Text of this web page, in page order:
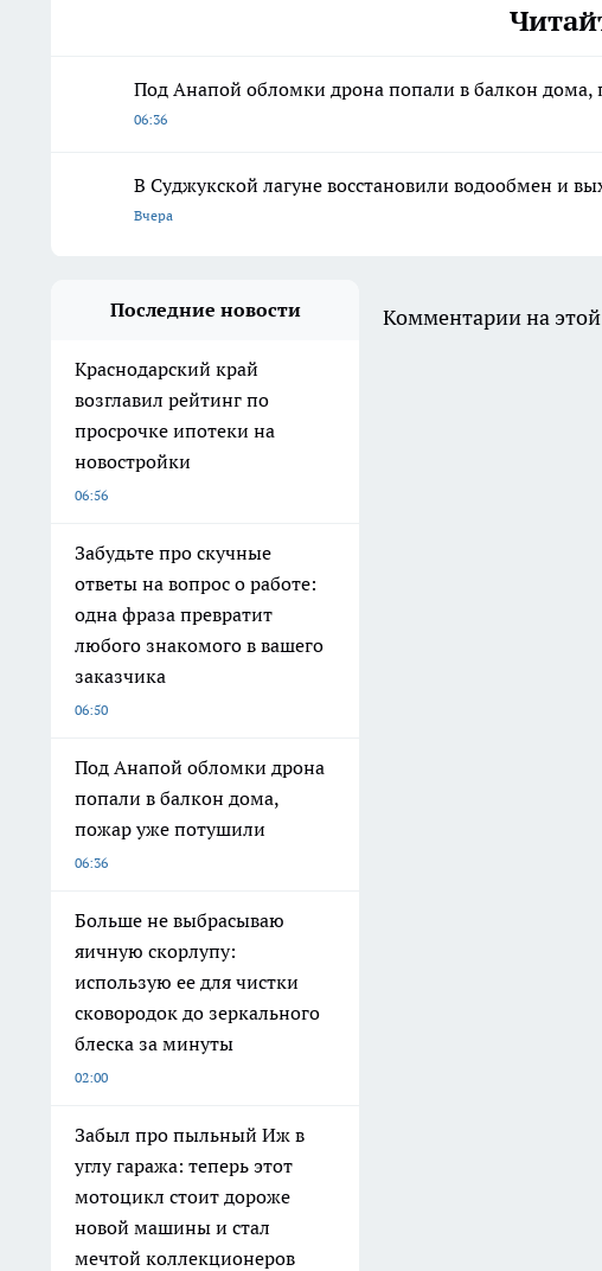
Под Анапой обломки дрона попали в балкон
06:36
В Суджукской лагуне восстановили водообмен и
Вчера
Последние новости
Краснодарский край
возглавил рейтинг по
просрочке ипотеки на
новостройки
06:56
Забудьте про скучные
ответы на вопрос о работе:
одна фраза превратит
любого знакомого в вашего
заказчика
06:50
Под Анапой обломки дрона
попали в балкон дома,
пожар уже потушили
06:36
Больше не выбрасываю
яичную скорлупу:
использую ее для чистки
сковородок до зеркального
блеска за минуты
02:00
Забыл про пыльный Иж в
углу гаража: теперь этот
мотоцикл стоит дороже
новой машины и стал
мечтой коллекционеров
Комментарии на